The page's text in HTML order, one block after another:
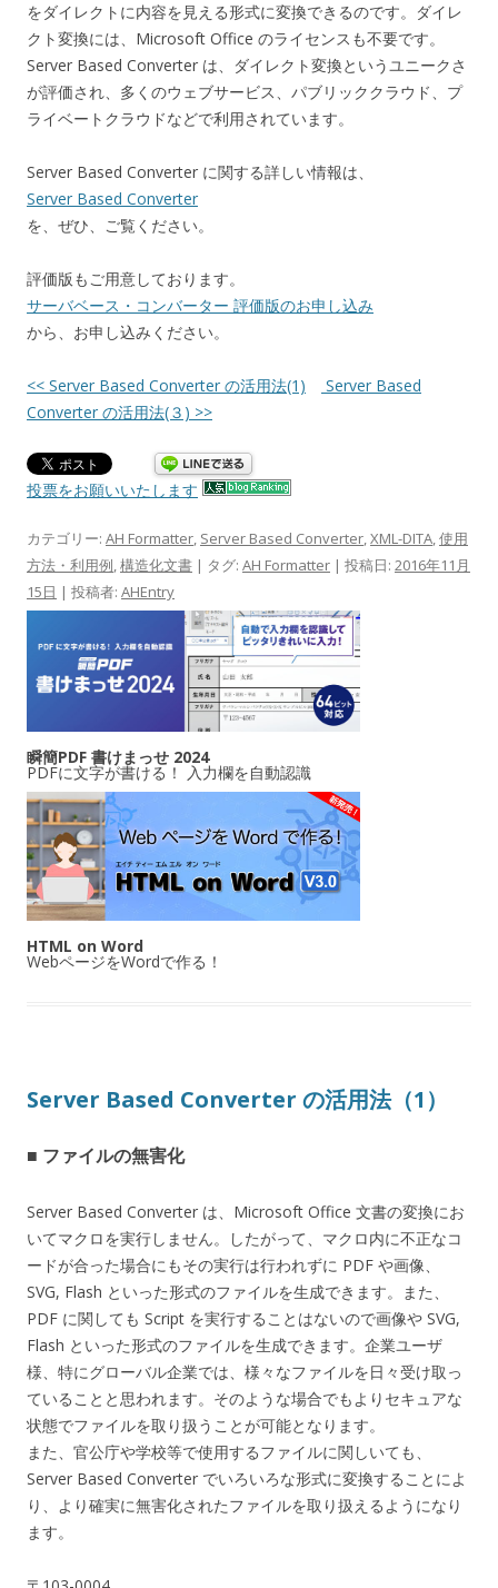
をダイレクトに内容を見える形式に変換できるのです。ダイレ
クト変換には、Microsoft Office のライセンスも不要です。
Server Based Converter は、ダイレクト変換というユニークさ
が評価され、多くのウェブサービス、パブリッククラウド、プ
ライベートクラウドなどで利用されています。
Server Based Converter に関する詳しい情報は、
Server Based Converter
を、ぜひ、ご覧ください。
評価版もご用意しております。
サーバベース・コンバーター 評価版のお申し込み
から、お申し込みください。
<< Server Based Converter の活用法(1)
Server Based
Converter の活用法(３) >>
投票をお願いいたします
カテゴリー: AH Formatter, Server Based Converter,XML-DITA,使用
方法・利用例,構造化文書 | タグ: AH Formatter | 投稿日: 2016年11月
15日 | 投稿者: AHEntry
瞬簡PDF 書けまっせ 2024
PDFに文字が書ける！ 入力欄を自動認識
HTML on Word
WebページをWordで作る！
Server Based Converter の活用法（1）
■ ファイルの無害化
Server Based Converter は、Microsoft Office 文書の変換にお
いてマクロを実行しません。したがって、マクロ内に不正なコ
ードが合った場合にもその実行は行われずに PDF や画像、
SVG, Flash といった形式のファイルを生成できます。また、
PDF に関しても Script を実行することはないので画像や SVG,
Flash といった形式のファイルを生成できます。企業ユーザ
様、特にグローバル企業では、様々なファイルを日々受け取っ
ていることと思われます。そのような場合でもよりセキュアな
状態でファイルを取り扱うことが可能となります。
また、官公庁や学校等で使用するファイルに関しいても、
Server Based Converter でいろいろな形式に変換することによ
り、より確実に無害化されたファイルを取り扱えるようになり
ます。